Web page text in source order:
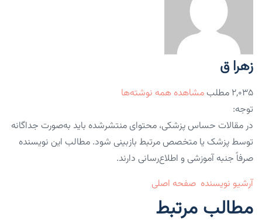
زهرا ق
۲,۰۳۵ مطلب
مشاهده همه نوشته‌ها
توجه:
در مقالات حساس پزشکی، محتوای منتشرشده باید به‌صورت جداگانه
توسط پزشک یا متخصص مرتبط بازبینی شود. مطالب این نویسنده
صرفاً جنبه آموزشی و اطلاع‌رسانی دارند.
آرشیو نویسنده صفحه اصلی
مطالب مرتبط